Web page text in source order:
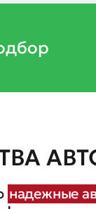
надежные